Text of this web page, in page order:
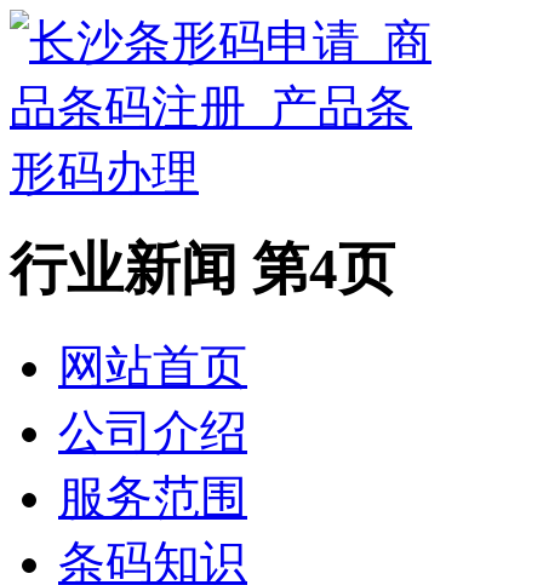
行业新闻 第4页
网站首页
公司介绍
服务范围
条码知识